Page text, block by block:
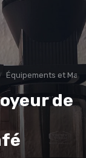
Équipements et
de